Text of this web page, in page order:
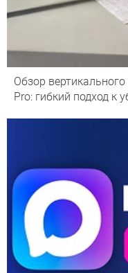
Обзор
Pro: гибкий подход к